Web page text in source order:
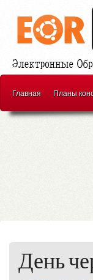
Главная Планы
День